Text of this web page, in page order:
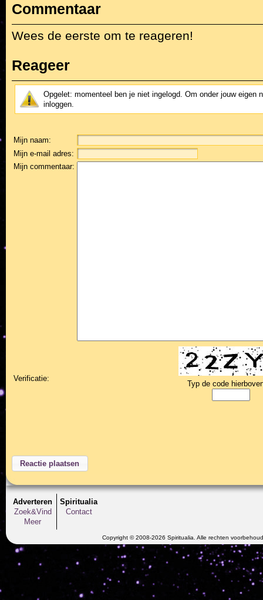
Commentaar
Wees de eerste om te reageren!
Reageer
Opgelet: momenteel ben je niet ingelogd. Om onder jouw eigen
inloggen.
Mijn naam:
Mijn e-mail adres:
Mijn commentaar:
Verificatie:
Typ de code
Adverteren
Zoek&Vind
Meer
Spiritualia
Contact
Copyright © 2008-2026 Spiritualia. Alle rechten